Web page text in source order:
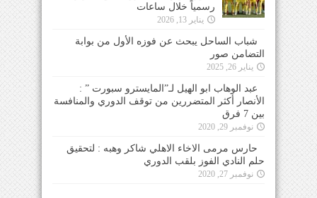
رسمياً خلال ساعات
يناير 13, 2026
شباب الساحل يبحث عن فوزه الأول من بوابة
التضامن صور
يناير 26, 2025
عبد الوهاب ابو الهيل لـ”المايسترو سبورت ” :
الأنصار أكثر المتضررين من توقف الدوري والمنافسة
بين 7 فرق
نوفمبر 29, 2020
حارس مرمى الاخاء الاهلي شاكر وهبه : لتحقيق
حلم النادي الفوز بلقب الدوري
نوفمبر 27, 2020